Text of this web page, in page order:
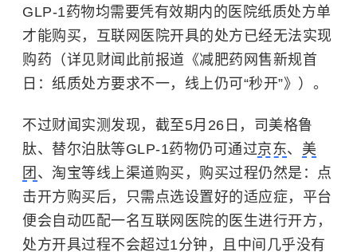
GLP-1药物均需要凭有效期内的医院纸质处方单
才能购买，互联网医院开具的处方已经无法实现
购药（详见财闻此前报道《减肥药网售新规首
日：纸质处方要求不一，线上仍可“秒开”》）。
不过财闻实测发现，截至5月26日，司美格鲁
肽、替尔泊肽等GLP-1药物仍可通过京东、 美
团 、淘宝等线上渠道购买，购买过程仍然是：点
击开方购买后，只需点选设置好的适应症，平台
便会自动匹配一名互联网医院的医生进行开方，
处方开具过程不会超过1分钟，且中间几乎没有